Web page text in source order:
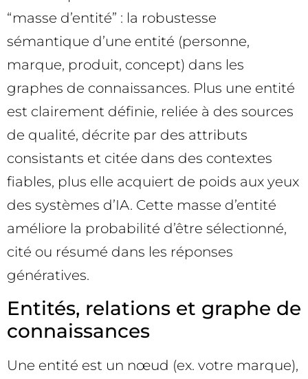
“masse d’entité” : la robustesse
sémantique d’une entité (personne,
marque, produit, concept) dans les
graphes de connaissances. Plus une entité
est clairement définie, reliée à des sources
de qualité, décrite par des attributs
consistants et citée dans des contextes
fiables, plus elle acquiert de poids aux yeux
des systèmes d’IA. Cette masse d’entité
améliore la probabilité d’être sélectionné,
cité ou résumé dans les réponses
génératives.
Entités, relations et graphe de
connaissances
Une entité est un nœud (ex. votre marque),